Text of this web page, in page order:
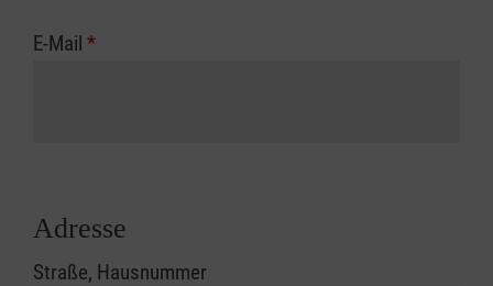
E-Mail *
Adresse
Straße, Hausnummer